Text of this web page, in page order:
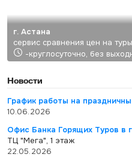
г. Астана
сервис сравнения цен на туры
-круглосуточно, без
Новости
График работы на
10.06.2026
Офис Банка Горящих Туров в
ТЦ "Мега", 1 этаж
22.05.2026